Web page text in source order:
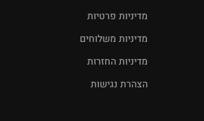
מדיניות פרטיות
מדיניות משלוחים
מדיניות החזרות
הצהרת נגישות